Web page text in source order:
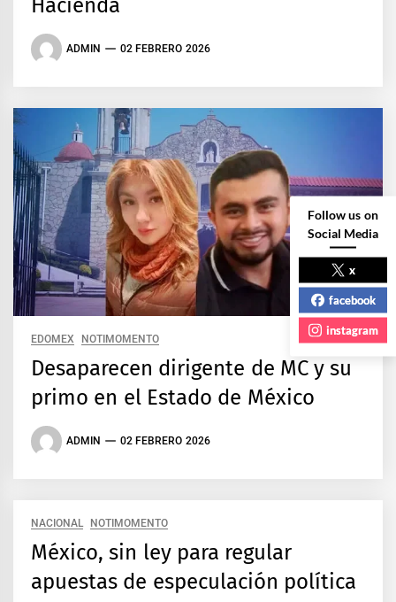
ADMIN 02 FEBRERO 2026
EDOMEX NOTIMOMENTO
Desaparecen dirigente de MC y su
primo en el Estado de México
ADMIN 02 FEBRERO 2026
NACIONAL NOTIMOMENTO
México, sin ley para regular
apuestas de especulación política
Follow us on
Social Media
x
facebook
instagram